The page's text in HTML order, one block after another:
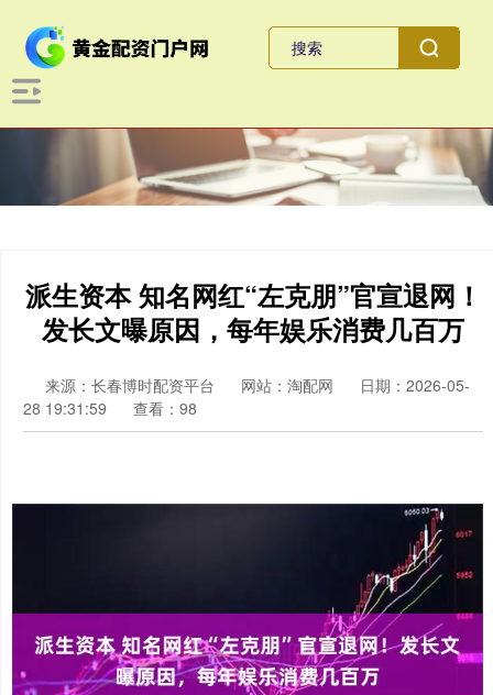
派生资本 知名网红“左克朋”官宣退网！
发长文曝原因，每年娱乐消费几百万
来源：长春博时配资平台 网站：淘配网
日期：2026-05-
28 19:31:59
查看：98